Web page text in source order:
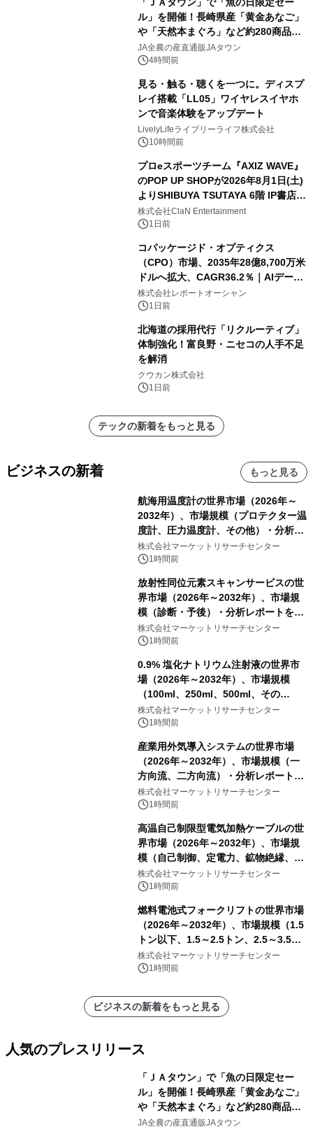
「ＪＡタウン」で「魚の日限定セー
ル」を開催！長崎県産「黄金あなご」
や「天然本まぐろ」など約280商品を
販売！～毎月１０日の定例企画～
JA全農の産直通販JAタウン
4時間前
見る・触る・聴くを一つに。ディスプ
レイ搭載「LL05」ワイヤレスイヤホ
ンで音楽体験をアップデート
LivelyLifeライブリーライフ株式会社
10時間前
プロeスポーツチーム『AXIZ WAVE』
のPOP UP SHOPが2026年8月1日(土)
よりSHIBUYA TSUTAYA 6階 IP書店で
開催決定！！
株式会社ClaN Entertainment
1日前
コパッケージド・オプティクス
（CPO）市場、2035年28億8,700万米
ドルへ拡大、CAGR36.2％｜AIデータ
センター・高速光通信需要が成長を加
速
株式会社レポートオーシャン
1日前
北海道の採用代行「リクルーティブ」
体制強化！富良野・ニセコの人手不足
を解消
クウカン株式会社
1日前
テックの新着をもっと見る
ビジネスの新着 もっと見る
航海用温度計の世界市場（2026年～
2032年）、市場規模（プロテクター温
度計、圧力温度計、その他）・分析レ
ポートを発表
株式会社マーケットリサーチセンター
1時間前
放射性同位元素スキャンサービスの世
界市場（2026年～2032年）、市場規
模（診断・予後）・分析レポートを発
表
株式会社マーケットリサーチセンター
1時間前
0.9% 塩化ナトリウム注射液の世界市
場（2026年～2032年）、市場規模
（100ml、250ml、500ml、その
他）・分析レポートを発表
株式会社マーケットリサーチセンター
1時間前
産業用外気導入システムの世界市場
（2026年～2032年）、市場規模（一
方向流、二方向流）・分析レポートを
発表
株式会社マーケットリサーチセンター
1時間前
高温自己制限型電気加熱ケーブルの世
界市場（2026年～2032年）、市場規
模（自己制御、定電力、鉱物絶縁、表
皮効果）・分析レポートを発表
株式会社マーケットリサーチセンター
1時間前
燃料電池式フォークリフトの世界市場
（2026年～2032年）、市場規模（1.5
トン以下、1.5～2.5トン、2.5～3.5ト
ン、3.5～5.0トン、その他）・分析レ
ポートを発表
株式会社マーケットリサーチセンター
1時間前
ビジネスの新着をもっと見る
人気のプレスリリース
「ＪＡタウン」で「魚の日限定セー
ル」を開催！長崎県産「黄金あなご」
や「天然本まぐろ」など約280商品を
販売！～毎月１０日の定例企画～
JA全農の産直通販JAタウン